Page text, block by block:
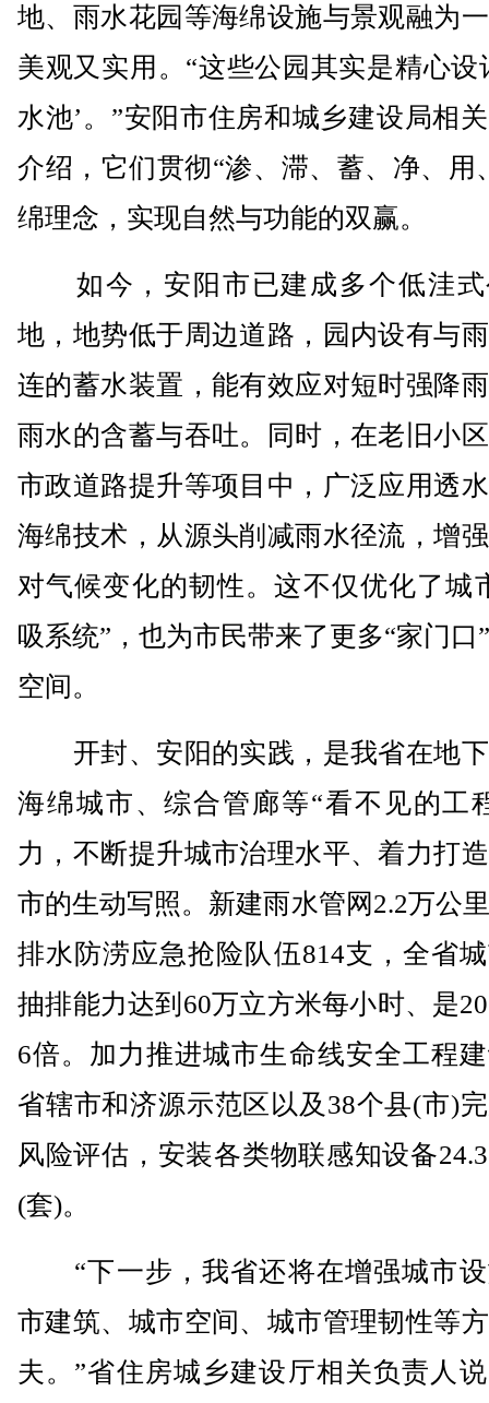
地、雨水花园等海绵设施与景观融为
美观又实用。“这些公园其实是精心设
水池’。”安阳市住房和城乡建设局相
介绍，它们贯彻“渗、滞、蓄、净、用
绵理念，实现自然与功能的双赢。
如今，安阳市已建成多个低洼式
地，地势低于周边道路，园内设有与
连的蓄水装置，能有效应对短时强降
雨水的含蓄与吞吐。同时，在老旧小
市政道路提升等项目中，广泛应用透
海绵技术，从源头削减雨水径流，增
对气候变化的韧性。这不仅优化了城
吸系统”，也为市民带来了更多“家门口
空间。
开封、安阳的实践，是我省在地
海绵城市、综合管廊等“看不见的工
力，不断提升城市治理水平、着力打
市的生动写照。新建雨水管网2.2万公
排水防涝应急抢险队伍814支，全省
抽排能力达到60万立方米每小时、是
6倍。加力推进城市生命线安全工程
省辖市和济源示范区以及38个县(市)
风险评估，安装各类物联感知设备
(套)。
“下一步，我省还将在增强城市设
市建筑、城市空间、城市管理韧性等
夫。”省住房城乡建设厅相关负责人